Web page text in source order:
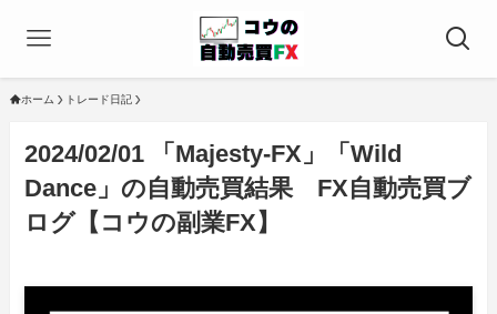
ホーム トレード日記
2024/02/01 「Majesty-FX」「Wild
Dance」の自動売買結果 FX自動売買ブ
ログ【コウの副業FX】